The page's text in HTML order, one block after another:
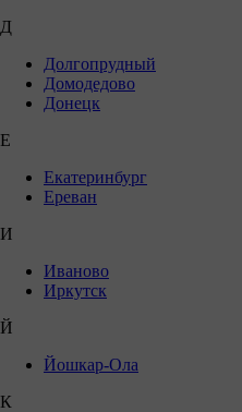
Д
Долгопрудный
Домодедово
Донецк
Е
Екатеринбург
Ереван
И
Иваново
Иркутск
Й
Йошкар-Ола
К